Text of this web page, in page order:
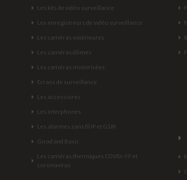
Les kits de vidéo surveillance
Les enregistreurs de vidéo surveillance
Les caméras extérieures
Les caméras dômes
Les caméras motorisées
Ecrans de surveillance
Les accessoires
Les Interphones
Les alarmes sans fil IP et GSM
Good and Basic
Les caméras thermiques COVID-19 et
coronavirus